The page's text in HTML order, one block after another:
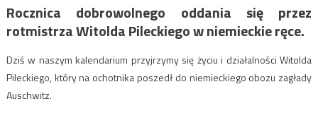
Rocznica dobrowolnego oddania się przez
rotmistrza Witolda Pileckiego w niemieckie ręce.
Dziś w naszym kalendarium przyjrzymy się życiu i działalności Witolda
Pileckiego, który na ochotnika poszedł do niemieckiego obozu zagłady
Auschwitz.